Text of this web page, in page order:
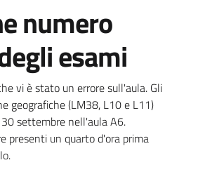
numero
esami
vi è stato un errore sull'aula. Gli
geografiche (LM38, L10 e L11)
settembre nell'aula A6.
presenti un quarto d'ora prima